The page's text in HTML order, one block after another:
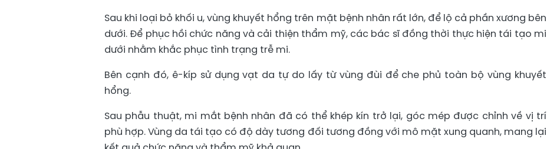
Sau khi loại bỏ khối u, vùng khuyết hổng trên mặt bệnh nhân rất lớn, để lộ cả phần xương bên
dưới. Để phục hồi chức năng và cải thiện thẩm mỹ, các bác sĩ đồng thời thực hiện tái tạo mi
dưới nhằm khắc phục tình trạng trễ mi.
Bên cạnh đó, ê-kíp sử dụng vạt da tự do lấy từ vùng đùi để che phủ toàn bộ vùng khuyết
hổng.
Sau phẫu thuật, mi mắt bệnh nhân đã có thể khép kín trở lại, góc mép được chỉnh về vị trí
phù hợp. Vùng da tái tạo có độ dày tương đối tương đồng với mô mặt xung quanh, mang lại